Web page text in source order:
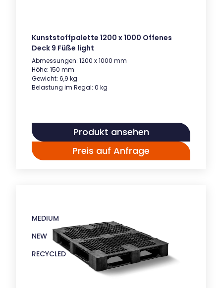
Kunststoffpalette 1200 x 1000 Offenes
Deck 9 Füße light
Abmessungen: 1200 x 1000 mm
Höhe: 150 mm
Gewicht: 6,9 kg
Belastung im Regal: 0 kg
Produkt ansehen
Preis auf Anfrage
MEDIUM
NEW
RECYCLED